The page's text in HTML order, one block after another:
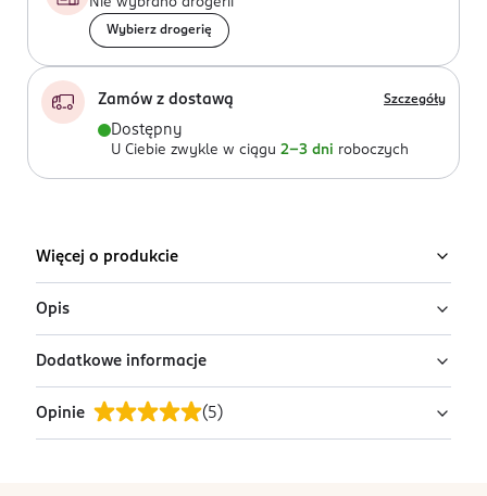
Wybierz drogerię
Zamów z dostawą Szczegóły
Dostępny
U Ciebie zwykle w ciągu 2-3 dni roboczych
Więcej o produkcie
Opis
Silikonowe smoczki dynamiczne LOVI to doskonały
wybór dla dzieci powyżej 18 miesiąca, zaprojektowany
z myślą o naturalnym odruchu ssania.
Dodatkowe informacje
PRZYGOTOWANIE I STOSOWANIE
Czysty smoczek włożyć do buzi dziecka. Należy
Opinie (5 )